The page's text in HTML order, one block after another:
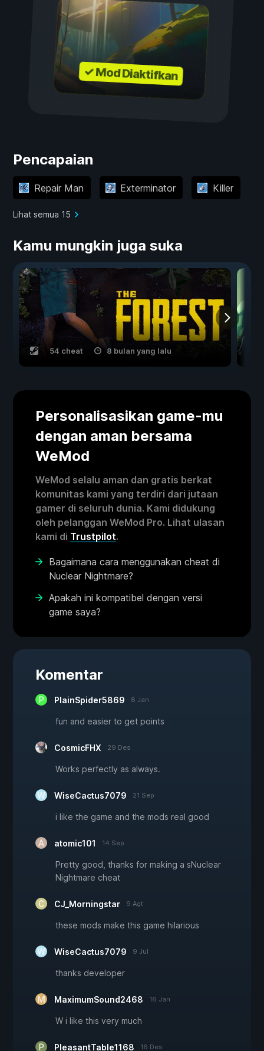
✓ Mod Diaktifkan
Pencapaian
Repair Man Exterminator Killer
Lihat semua 15
Kamu mungkin juga suka
54 cheat 8 bulan yang lalu
Personalisasikan game-mu
dengan aman bersama
WeMod
WeMod selalu aman dan gratis berkat
komunitas kami yang terdiri dari jutaan
gamer di seluruh dunia. Kami didukung
oleh pelanggan WeMod Pro. Lihat ulasan
kami di Trustpilot.
Bagaimana cara menggunakan cheat di
Nuclear Nightmare?
Apakah ini kompatibel dengan versi
game saya?
Komentar
PlainSpider5869 8 Jan
fun and easier to get points
CosmicFHX 29 Des
Works perfectly as always.
WiseCactus7079 21 Sep
i like the game and the mods real good
atomic101 14 Sep
Pretty good, thanks for making a sNuclear
Nightmare cheat
CJ_Morningstar 9 Agt
these mods make this game hilarious
WiseCactus7079 9 Jul
thanks developer
MaximumSound2468 16 Jan
W i like this very much
PleasantTable1168 16 Des